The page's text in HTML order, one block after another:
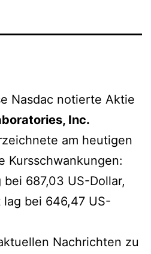
Nasdac notierte Aktie
Inc.
am heutigen
Kursschwankungen:
687,03 US-Dollar,
bei 646,47 US-
Nachrichten zu